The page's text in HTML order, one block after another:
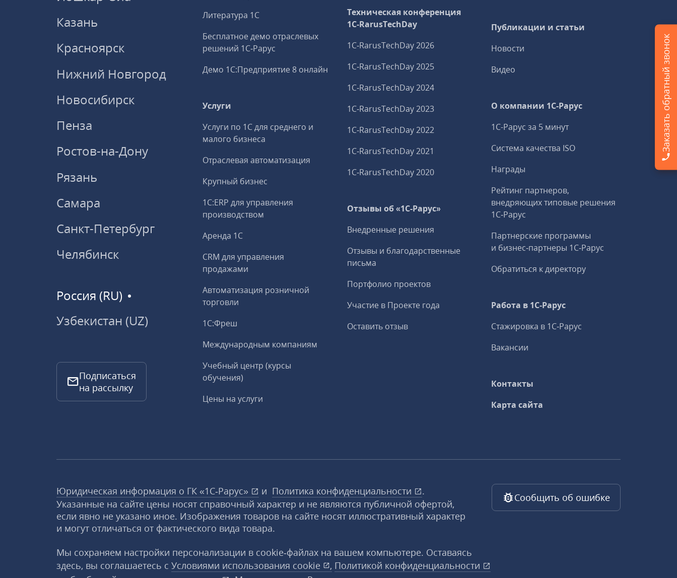
Казань
Красноярск
Нижний Новгород
Новосибирск
Пенза
Ростов-на-Дону
Рязань
Самара
Санкт-Петербург
Челябинск
Россия (RU)
Узбекистан (UZ)
Подписаться
на рассылку
Литература 1С
Бесплатное демо отраслевых
решений 1С‑Рарус
Демо 1С:Предприятие 8 онлайн
Услуги
Услуги по 1С для среднего и
малого бизнеса
Отраслевая автоматизация
Крупный бизнес
1С:ERP для управления
производством
Аренда 1С
CRM для управления
продажами
Автоматизация розничной
торговли
1С:Фреш
Международным компаниям
Учебный центр (курсы
обучения)
Цены на услуги
Техническая конференция
1C‑RarusTechDay
1C‑RarusTechDay 2026
1C‑RarusTechDay 2025
1C‑RarusTechDay 2024
1C‑RarusTechDay 2023
1C‑RarusTechDay 2022
1C‑RarusTechDay 2021
1C‑RarusTechDay 2020
Отзывы об «1С-Рарус»
Внедренные решения
Отзывы и благодарственные
письма
Портфолио проектов
Участие в Проекте года
Оставить отзыв
Публикации и статьи
Новости
Видео
О компании 1C-Рарус
1С-Рарус за 5 минут
Система качества ISO
Награды
Рейтинг партнеров,
внедряющих типовые решения
1С‑Рарус
Партнерские программы
и бизнес‑партнеры 1С‑Рарус
Обратиться к директору
Работа в 1С‑Рарус
Стажировка в 1С‑Рарус
Вакансии
Контакты
Карта сайта
Юридическая информация о ГК «1С‑Рарус» и Политика конфиденциальности
.
Указанные на сайте цены носят справочный характер и не являются публичной офертой,
если явно не указано иное. Изображения товаров на сайте носят иллюстративный характер
и могут отличаться от фактического вида товара.
Мы сохраняем настройки персонализации в cookie‑файлах на вашем компьютере. Оставаясь
здесь, вы соглашаетесь с Условиями использования cookie , Политикой конфиденциальности
Сообщить об ошибке
Заказать обратный звонок